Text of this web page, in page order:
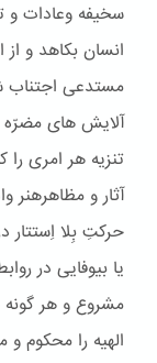
سخیفه وعادات و
انسان بکاهد و
مستدعی اجتناب
آلایش های مضرّه
تنزیه هر امری
آثار و مظاهرهنر
حرکتِ بِلا
یا بیوفایی در
مشروع و هر
الهیه را محکوم